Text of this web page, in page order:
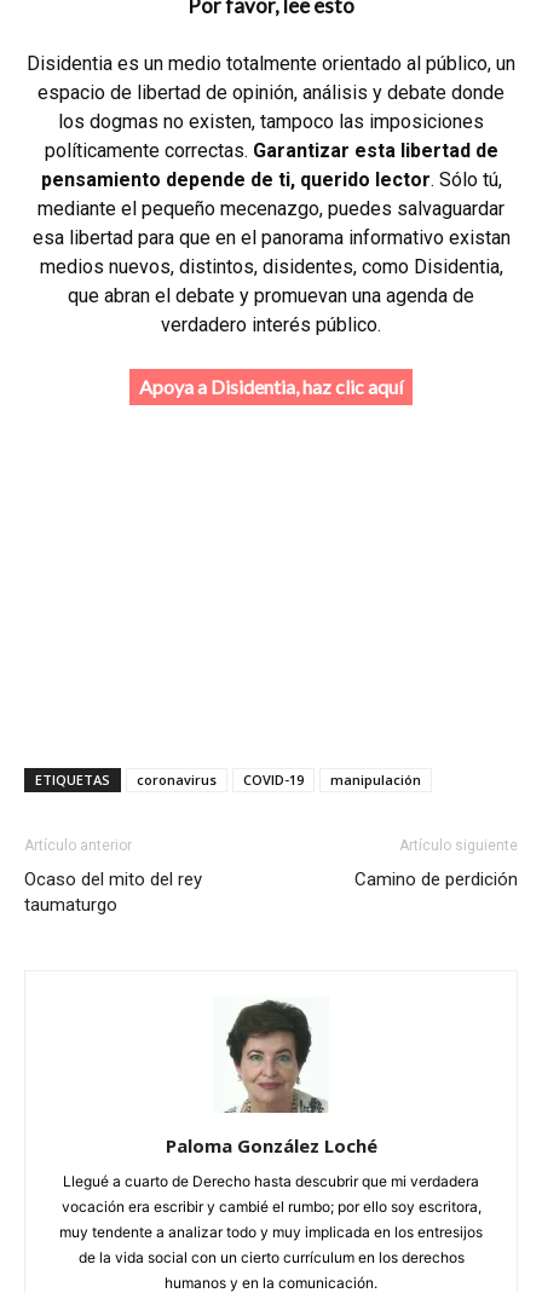
Por favor, lee esto
Disidentia es un medio totalmente orientado al público, un
espacio de libertad de opinión, análisis y debate donde
los dogmas no existen, tampoco las imposiciones
políticamente correctas. Garantizar esta libertad de
pensamiento depende de ti, querido lector. Sólo tú,
mediante el pequeño mecenazgo, puedes salvaguardar
esa libertad para que en el panorama informativo existan
medios nuevos, distintos, disidentes, como Disidentia,
que abran el debate y promuevan una agenda de
verdadero interés público.
Apoya a Disidentia, haz clic aquí
ETIQUETAS coronavirus COVID-19 manipulación
Artículo anterior
Ocaso del mito del rey
taumaturgo
Artículo siguiente
Camino de perdición
Paloma González Loché
Llegué a cuarto de Derecho hasta descubrir que mi verdadera
vocación era escribir y cambié el rumbo; por ello soy escritora,
muy tendente a analizar todo y muy implicada en los entresijos
de la vida social con un cierto currículum en los derechos
humanos y en la comunicación.